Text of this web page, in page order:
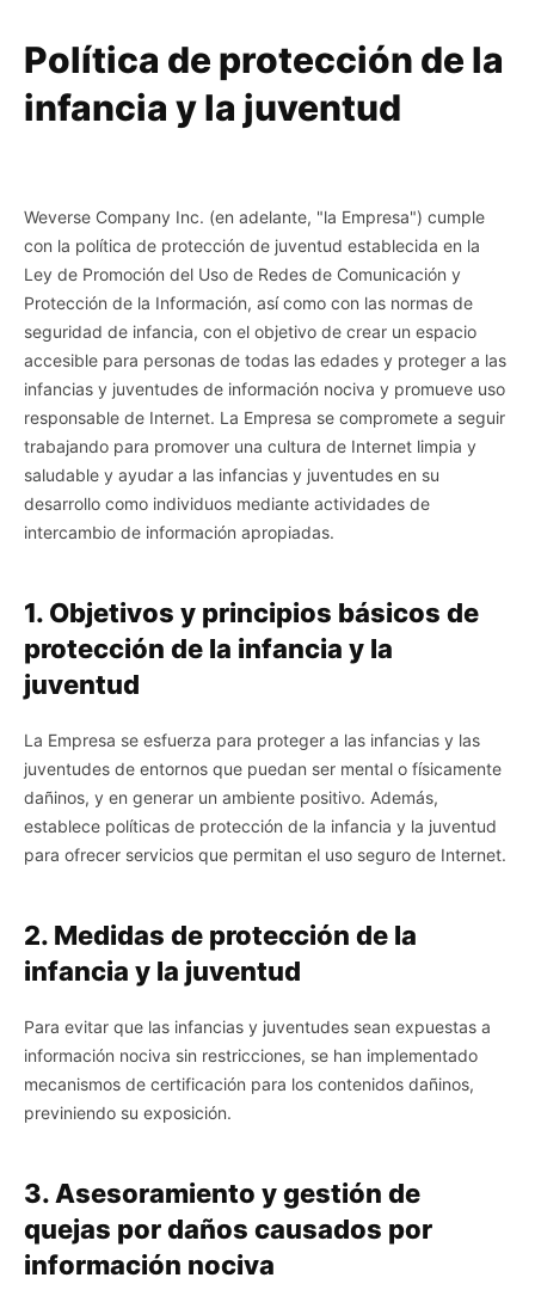
Política de protección de la
infancia y la juventud
Weverse Company Inc. (en adelante, "la Empresa") cumple
con la política de protección de juventud establecida en la
Ley de Promoción del Uso de Redes de Comunicación y
Protección de la Información, así como con las normas de
seguridad de infancia, con el objetivo de crear un espacio
accesible para personas de todas las edades y proteger a las
infancias y juventudes de información nociva y promueve uso
responsable de Internet. La Empresa se compromete a seguir
trabajando para promover una cultura de Internet limpia y
saludable y ayudar a las infancias y juventudes en su
desarrollo como individuos mediante actividades de
intercambio de información apropiadas.
1. Objetivos y principios básicos de
protección de la infancia y la
juventud
La Empresa se esfuerza para proteger a las infancias y las
juventudes de entornos que puedan ser mental o físicamente
dañinos, y en generar un ambiente positivo. Además,
establece políticas de protección de la infancia y la juventud
para ofrecer servicios que permitan el uso seguro de Internet.
2. Medidas de protección de la
infancia y la juventud
Para evitar que las infancias y juventudes sean expuestas a
información nociva sin restricciones, se han implementado
mecanismos de certificación para los contenidos dañinos,
previniendo su exposición.
3. Asesoramiento y gestión de
quejas por daños causados por
información nociva
protección
encargado
seguridad
infancia